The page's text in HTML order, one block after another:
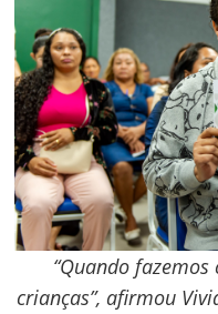
“Quando
crianças”, afirmou